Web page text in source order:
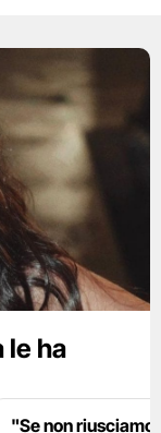
le ha
"Se non riusciamo